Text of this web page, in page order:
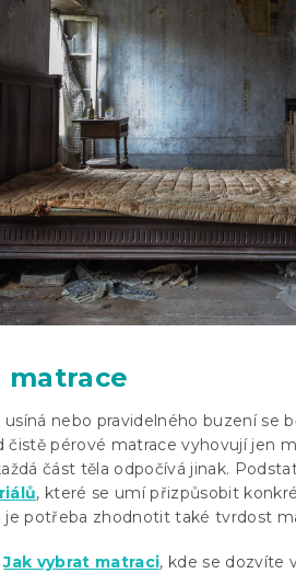
matrace
nebo pravidelného buzení se
čistě pérové matrace vyhovují jen
část těla odpočívá jinak.
, které se umí přizpůsobit
potřeba zhodnotit také tvrdost
Jak vybrat matraci, kde se dozvíte